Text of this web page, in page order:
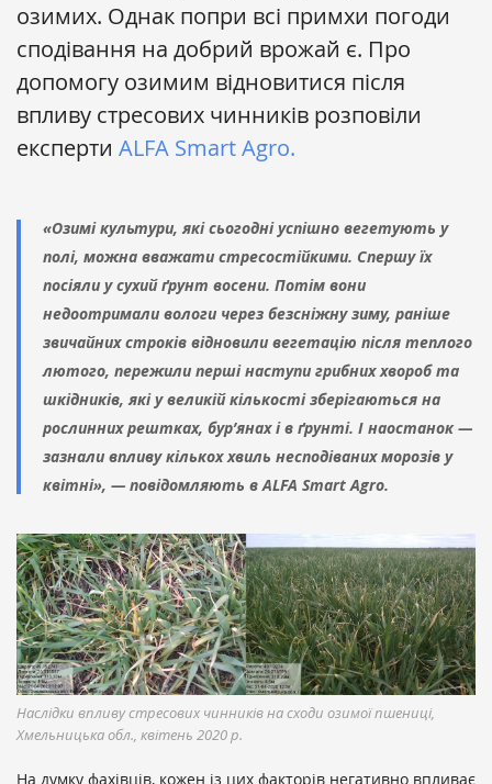
озимих. Однак попри всі примхи погоди
сподівання на добрий врожай є. Про
допомогу озимим відновитися після
впливу стресових чинників розповіли
експерти ALFA Smart Agro.
«Озимі культури, які сьогодні успішно вегетують у
полі, можна вважати стресостійкими. Спершу їх
посіяли у сухий ґрунт восени. Потім вони
недоотримали вологи через безсніжну зиму, раніше
звичайних строків відновили вегетацію після теплого
лютого, пережили перші наступи грибних хвороб та
шкідників, які у великій кількості зберігаються на
рослинних рештках, бур’янах і в ґрунті. І наостанок —
зазнали впливу кількох хвиль несподіваних морозів у
квітні», — повідомляють в ALFA Smart Agro.
Наслідки впливу стресових чинників на сходи озимої пшениці,
Хмельницька обл., квітень 2020 р.
На думку фахівців, кожен із цих факторів негативно впливає